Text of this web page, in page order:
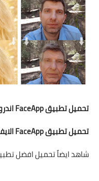
تحميل تطبيق FaceApp
تحميل تطبيق FaceApp
شاهد ايضاً تحميل افضل